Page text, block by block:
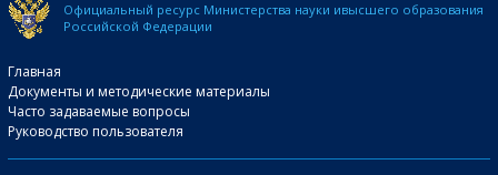
Официальный ресурс Министерства науки ивысшего образования
Российской Федерации
Главная
Документы и методические материалы
Часто задаваемые вопросы
Руководство пользователя